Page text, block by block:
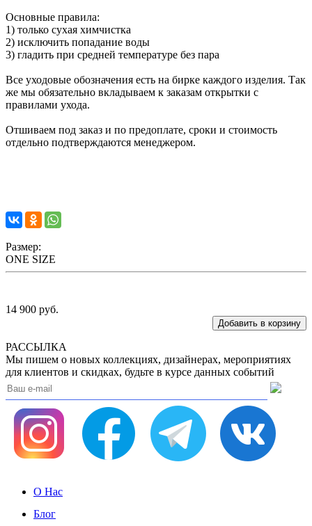
Основные правила:
1) только сухая химчистка
2) исключить попадание воды
3) гладить при средней температуре без пара
Все уходовые обозначения есть на бирке каждого изделия. Так
же мы обязательно вкладываем к заказам открытки с
правилами ухода.
Отшиваем под заказ и по предоплате, сроки и стоимость
отдельно подтверждаются менеджером.
Размер:
ONE SIZE
14 900 руб.
РАССЫЛКА
Мы пишем о новых коллекциях, дизайнерах, мероприятиях
для клиентов и скидках, будьте в курсе данных событий
О Нас
Блог